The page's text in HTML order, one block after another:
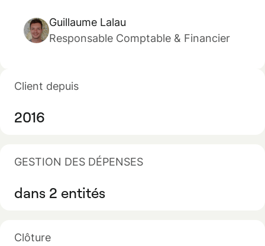
Guillaume Lalau
Responsable Comptable & Financier
Client depuis
2016
GESTION DES DÉPENSES
dans 2 entités
Clôture